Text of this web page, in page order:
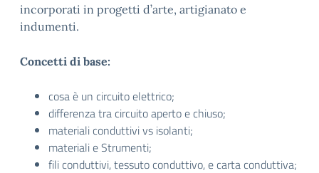
incorporati in progetti d’arte, artigianato e
indumenti.
Concetti di base:
cosa è un circuito elettrico;
differenza tra circuito aperto e chiuso;
materiali conduttivi vs isolanti;
materiali e Strumenti;
fili conduttivi, tessuto conduttivo, e carta conduttiva;